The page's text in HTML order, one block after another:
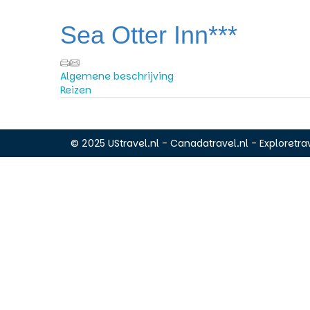
Sea Otter Inn***
Algemene beschrijving
Reizen
© 2025 UStravel.nl - Canadatravel.nl -